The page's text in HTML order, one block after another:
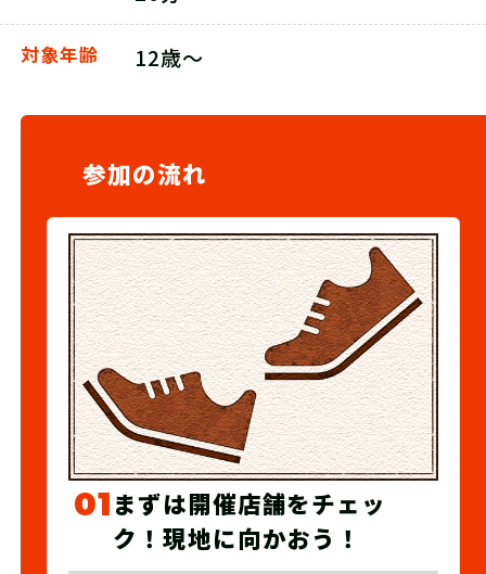
対象年齢 12歳～
参加の流れ
01まずは開催店舗をチェッ
ク！現地に向かおう！